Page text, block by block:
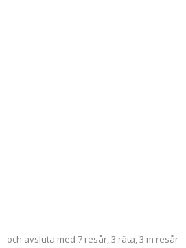
– och avsluta med 7 resår, 3 räta, 3 m resår =